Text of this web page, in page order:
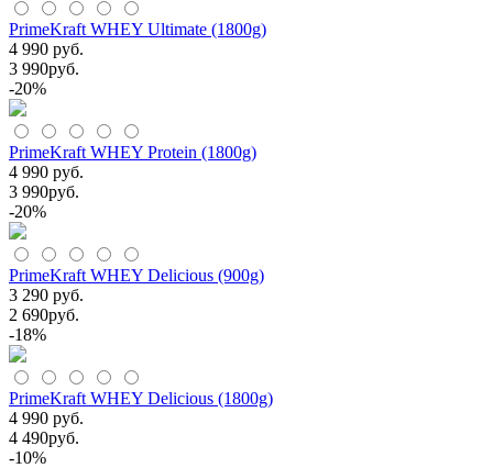
PrimeKraft WHEY Ultimate (1800g)
4 990 руб.
3 990руб.
-20%
PrimeKraft WHEY Protein (1800g)
4 990 руб.
3 990руб.
-20%
PrimeKraft WHEY Delicious (900g)
3 290 руб.
2 690руб.
-18%
PrimeKraft WHEY Delicious (1800g)
4 990 руб.
4 490руб.
-10%